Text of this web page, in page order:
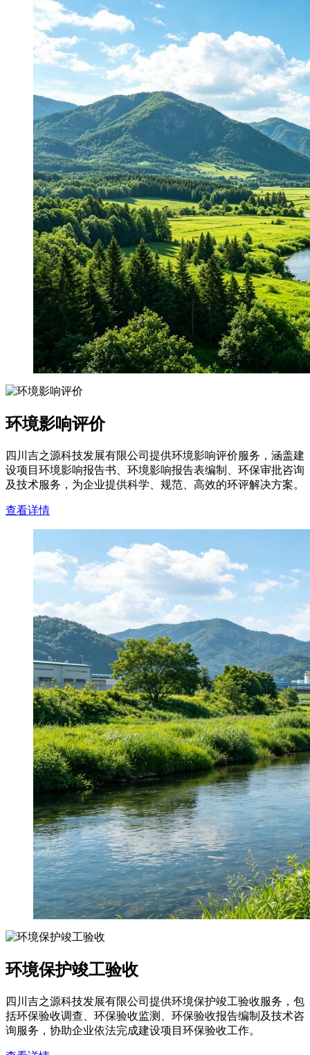
环境影响评价
四川吉之源科技发展有限公司提供环境影响评价服务，涵盖建
设项目环境影响报告书、环境影响报告表编制、环保审批咨询
及技术服务，为企业提供科学、规范、高效的环评解决方案。
查看详情
环境保护竣工验收
四川吉之源科技发展有限公司提供环境保护竣工验收服务，包
括环保验收调查、环保验收监测、环保验收报告编制及技术咨
询服务，协助企业依法完成建设项目环保验收工作。